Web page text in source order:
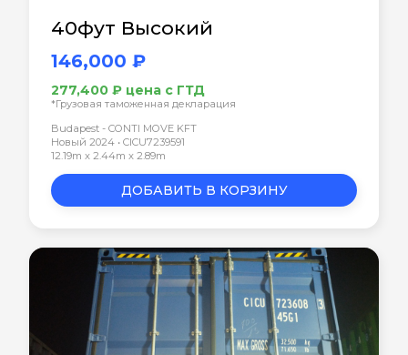
40фут Высокий
146,000 ₽
277,400 ₽ цена с ГТД
*Грузовая таможенная декларация
Budapest - CONTI MOVE KFT
Новый 2024 • CICU7239591
12.19m x 2.44m x 2.89m
ДОБАВИТЬ В КОРЗИНУ